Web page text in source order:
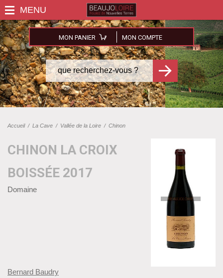
MON PANIER MON COMPTE
Accueil/ La Cave / Vallée de la Loire / Chinon
CHINON LA CROIX
BOISSÉE 2017
Domaine
Bernard Baudry